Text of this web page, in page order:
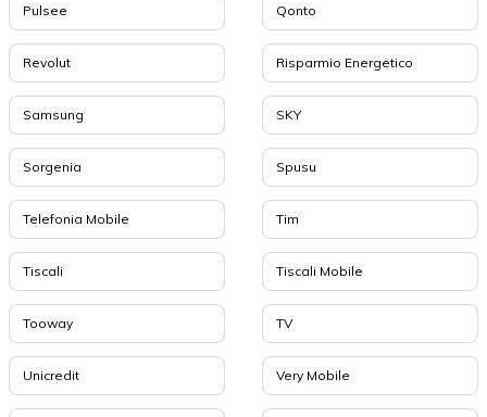
Pulsee Qonto
Revolut Risparmio Energetico
Samsung SKY
Sorgenia Spusu
Telefonia Mobile Tim
Tiscali Tiscali Mobile
Tooway TV
Unicredit Very Mobile